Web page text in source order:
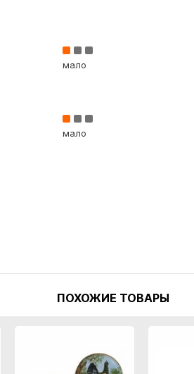
мало
мало
ПОХОЖИЕ ТОВАРЫ